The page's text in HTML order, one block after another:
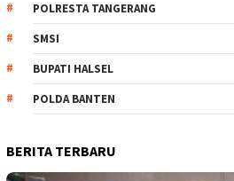
POLRESTA TANGERANG
SMSI
BUPATI HALSEL
POLDA BANTEN
BERITA TERBARU